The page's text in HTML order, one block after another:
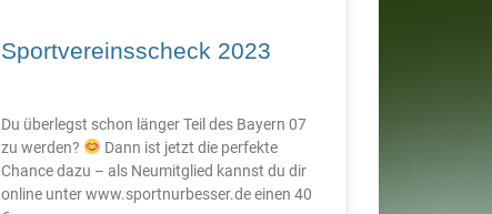
Sportvereinsscheck 2023
Du überlegst schon länger Teil des Bayern 07
zu werden?
Dann ist jetzt die perfekte
Chance dazu – als Neumitglied kannst du dir
online unter www.sportnurbesser.de einen 40